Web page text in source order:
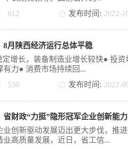
台措施支持民营企业发展和投资。
有下行压力，必须以更强紧迫感夯
企和小微信贷支持，对于稳市场主体
商户提供了85%以上的城镇就业岗位
资金，在保持信贷总量增长稳定的
民银行副行长刘国强表示，今年1月
便利（MLF）中标利率两次累计下降
场报价利率（LPR）下行0.15个百
发布时间: 2022-
612
8月陕西经济运行总体平稳
定增长，装备制造业增长较快● 投
有力● 消费市场持续回...
全省工业生产稳定增长，固定资产
经济运行总体平稳。工业生产稳定增
省规模以上工业增加值同比增长
发布时间: 2022-
530
省财政“力挺”隐形冠军企业创新能
业创新驱动发展迈出更大步伐，推
业高质量发展，近日，省工信...